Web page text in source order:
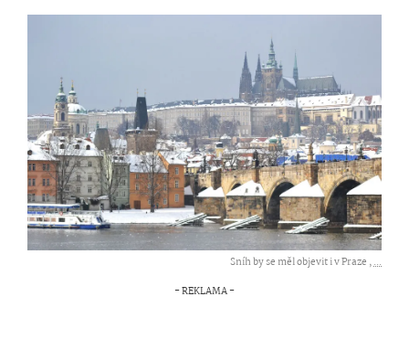
Sníh by se měl objevit i v Praze ,...